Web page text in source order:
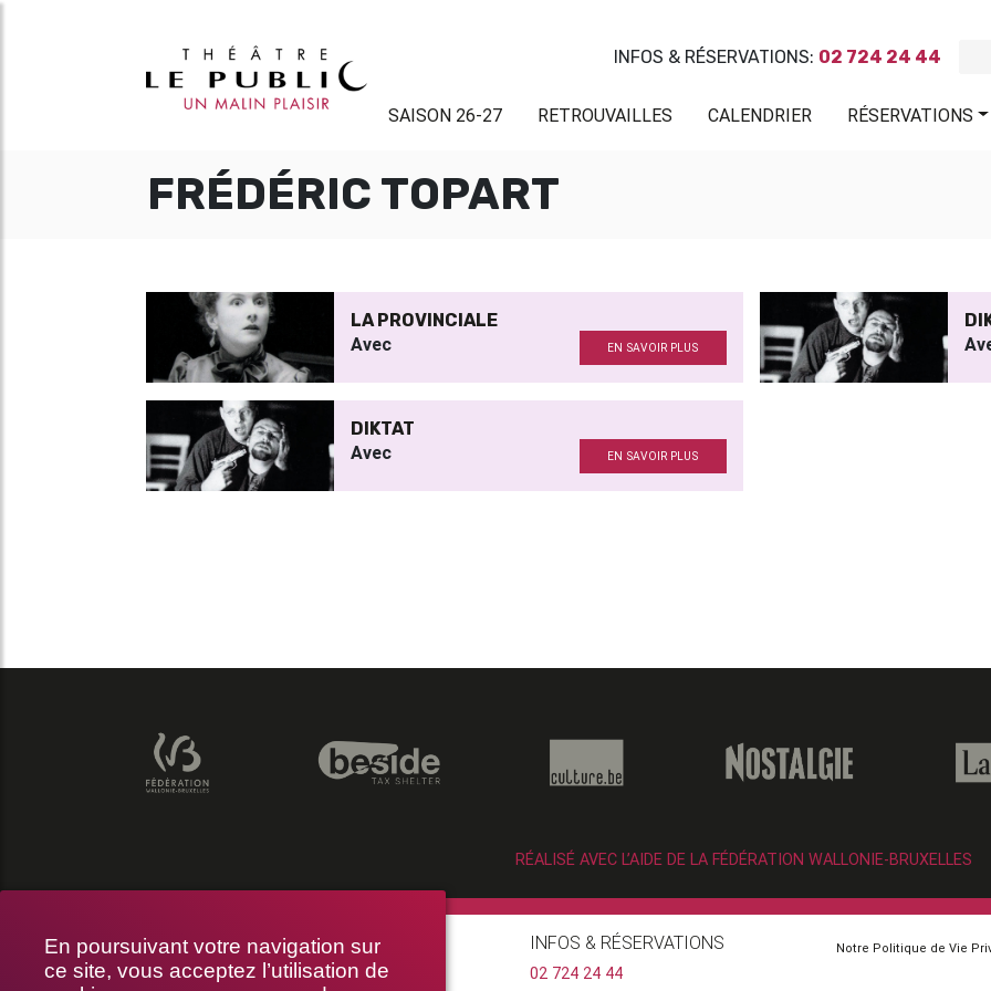
En poursuivant votre navigation sur
ce site, vous acceptez l’utilisation de
INFOS & RÉSERVATIONS: 02 724 24 44
SAISON 26-27 RETROUVAILLES CALENDRIER RÉSERVATIONS
FRÉDÉRIC TOPART
LA PROVINCIALE
Avec EN SAVOIR PLUS
DIKTAT
Avec EN SAVOIR PLUS
RÉALISÉ AVEC L’AIDE DE LA FÉDÉRATION WALLONIE-BRUXELLES
THÉÂTRE LE PUBLIC
RUE BRAEMT 64-70, 1210 BRUXELLES
INFOS & RÉSERVATIONS
02 724 24 44
Notre Politique de Vie